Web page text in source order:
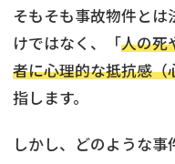
そもそも事故物件と
けではなく、「人の死
者に心理的な抵抗感（
指します。
しかし、どのような